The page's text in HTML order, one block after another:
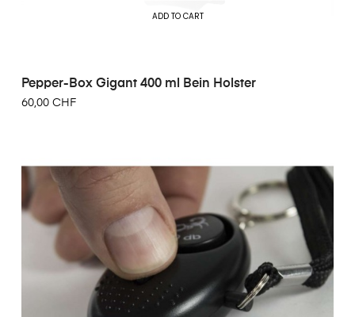
ADD TO CART
Pepper-Box Gigant 400 ml Bein Holster
60,00 CHF